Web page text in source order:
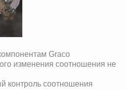
Graco
изменения соотношения не
контроль соотношения